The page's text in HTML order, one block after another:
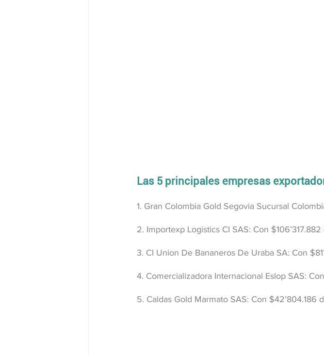
Las 5 principales empresas
1. Gran Colombia Gold Segovia Sucursal
2. Importexp Logistics CI SAS: Con $106’317.882
3. CI Union De Bananeros De Uraba SA: Con
4. Comercializadora Internacional Eslop SAS:
5. Caldas Gold Marmato SAS: Con $42’804.186